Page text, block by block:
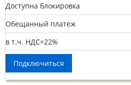
Доступна блокировка
Обещанный платеж
в т.ч. НДС=22%
Подключиться